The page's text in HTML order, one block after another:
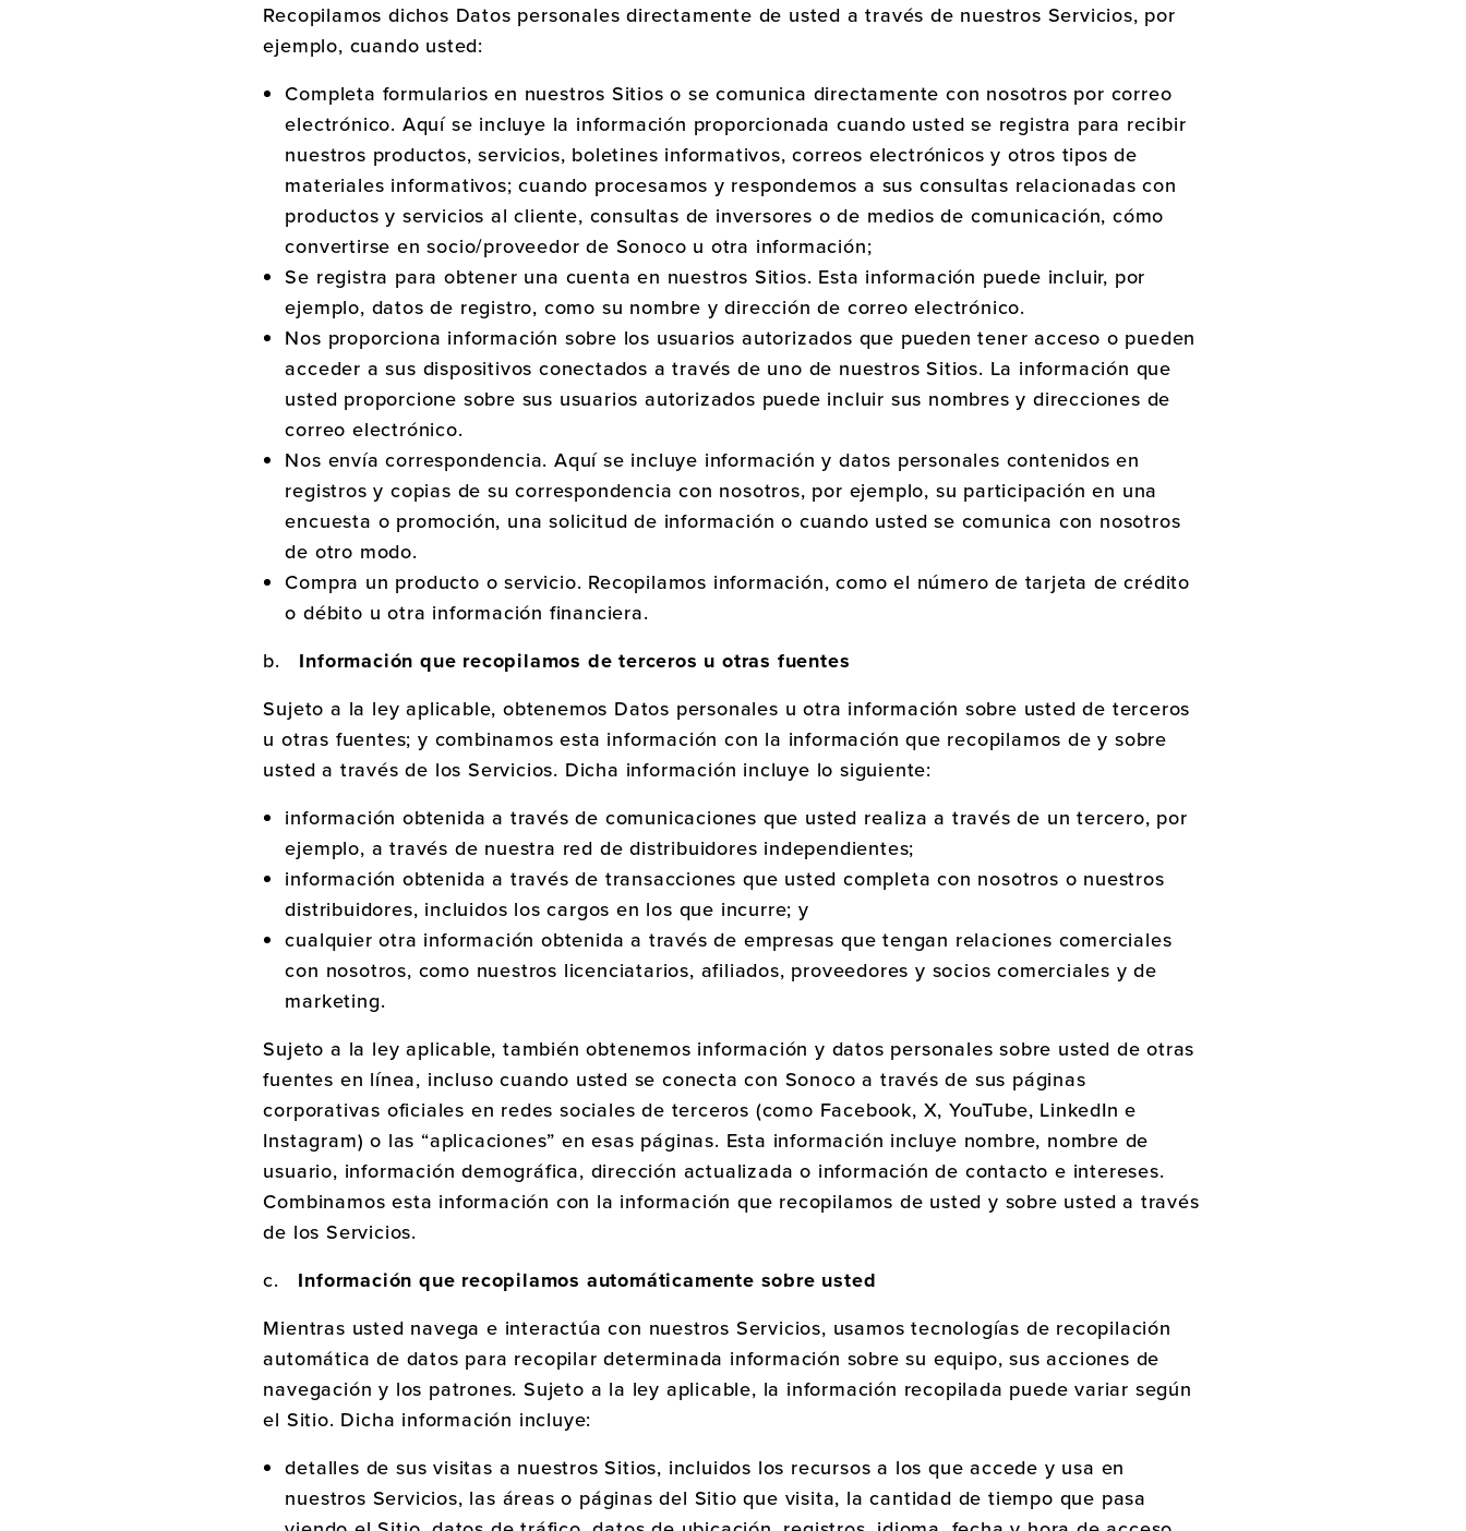
Recopilamos dichos Datos personales directamente de usted a través de nuestros Servicios, por
ejemplo, cuando usted:
Completa formularios en nuestros Sitios o se comunica directamente con nosotros por correo
electrónico. Aquí se incluye la información proporcionada cuando usted se registra para recibir
nuestros productos, servicios, boletines informativos, correos electrónicos y otros tipos de
materiales informativos; cuando procesamos y respondemos a sus consultas relacionadas con
productos y servicios al cliente, consultas de inversores o de medios de comunicación, cómo
convertirse en socio/proveedor de Sonoco u otra información;
Se registra para obtener una cuenta en nuestros Sitios. Esta información puede incluir, por
ejemplo, datos de registro, como su nombre y dirección de correo electrónico.
Nos proporciona información sobre los usuarios autorizados que pueden tener acceso o pueden
acceder a sus dispositivos conectados a través de uno de nuestros Sitios. La información que
usted proporcione sobre sus usuarios autorizados puede incluir sus nombres y direcciones de
correo electrónico.
Nos envía correspondencia. Aquí se incluye información y datos personales contenidos en
registros y copias de su correspondencia con nosotros, por ejemplo, su participación en una
encuesta o promoción, una solicitud de información o cuando usted se comunica con nosotros
de otro modo.
Compra un producto o servicio. Recopilamos información, como el número de tarjeta de crédito
o débito u otra información financiera.
b. Información que recopilamos de terceros u otras fuentes
Sujeto a la ley aplicable, obtenemos Datos personales u otra información sobre usted de terceros
u otras fuentes; y combinamos esta información con la información que recopilamos de y sobre
usted a través de los Servicios. Dicha información incluye lo siguiente:
información obtenida a través de comunicaciones que usted realiza a través de un tercero, por
ejemplo, a través de nuestra red de distribuidores independientes;
información obtenida a través de transacciones que usted completa con nosotros o nuestros
distribuidores, incluidos los cargos en los que incurre; y
cualquier otra información obtenida a través de empresas que tengan relaciones comerciales
con nosotros, como nuestros licenciatarios, afiliados, proveedores y socios comerciales y de
marketing.
Sujeto a la ley aplicable, también obtenemos información y datos personales sobre usted de otras
fuentes en línea, incluso cuando usted se conecta con Sonoco a través de sus páginas
corporativas oficiales en redes sociales de terceros (como Facebook, X, YouTube, LinkedIn e
Instagram) o las “aplicaciones” en esas páginas. Esta información incluye nombre, nombre de
usuario, información demográfica, dirección actualizada o información de contacto e intereses.
Combinamos esta información con la información que recopilamos de usted y sobre usted a través
de los Servicios.
c. Información que recopilamos automáticamente sobre usted
Mientras usted navega e interactúa con nuestros Servicios, usamos tecnologías de recopilación
automática de datos para recopilar determinada información sobre su equipo, sus acciones de
navegación y los patrones. Sujeto a la ley aplicable, la información recopilada puede variar según
el Sitio. Dicha información incluye:
detalles de sus visitas a nuestros Sitios, incluidos los recursos a los que accede y usa en
nuestros Servicios, las áreas o páginas del Sitio que visita, la cantidad de tiempo que pasa